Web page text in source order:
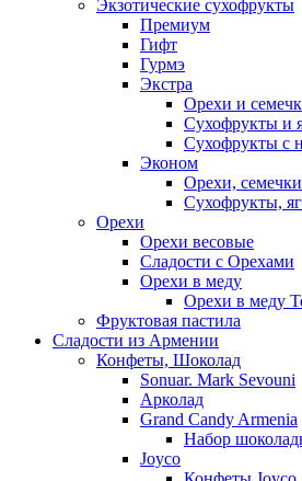
Экзотические сухофрукты
Премиум
Гифт
Гурмэ
Экстра
Орехи и
Сухофрукты и
Сухофрукты с
Эконом
Орехи, семечки
Сухофрукты,
Орехи
Орехи весовые
Сладости с Орехами
Орехи в меду
Орехи в меду
Фруктовая пастила
Сладости из Армении
Конфеты, Шоколад
Sonuar. Mark Sevouni
Арколад
Grand Candy Armenia
Набор
Joyco